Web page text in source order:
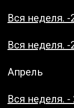
Вся неделя. -
Вся неделя.
Апрель
Вся неделя. -